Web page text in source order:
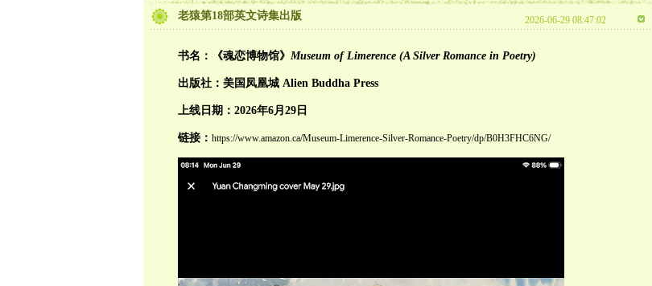
老猿第18部英文诗集出版 2026-06-29 08:47:02
书名：《魂恋博物馆》 Museum of Limerence (A Silver Romance in Poetry)
出版社：美国凤凰城 Alien Buddha Press
上线日期：2026年6月29日
链接： https://www.amazon.ca/Museum-Limerence-Silver-Romance-Poetry/dp/B0H3FHC6NG/